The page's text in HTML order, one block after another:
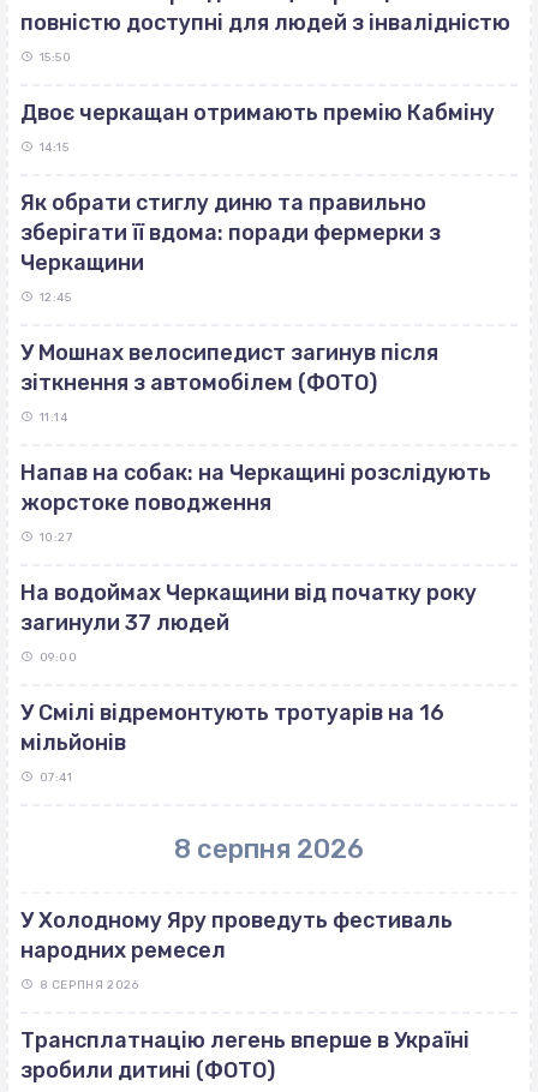
повністю доступні для людей з інвалідністю
15:50
Двоє черкащан отримають премію Кабміну
14:15
Як обрати стиглу диню та правильно
зберігати її вдома: поради фермерки з
Черкащини
12:45
У Мошнах велосипедист загинув після
зіткнення з автомобілем (ФОТО)
11:14
Напав на собак: на Черкащині розслідують
жорстоке поводження
10:27
На водоймах Черкащини від початку року
загинули 37 людей
09:00
У Смілі відремонтують тротуарів на 16
мільйонів
07:41
8 серпня 2026
У Холодному Яру проведуть фестиваль
народних ремесел
8 СЕРПНЯ 2026
Трансплатнацію легень вперше в Україні
зробили дитині (ФОТО)